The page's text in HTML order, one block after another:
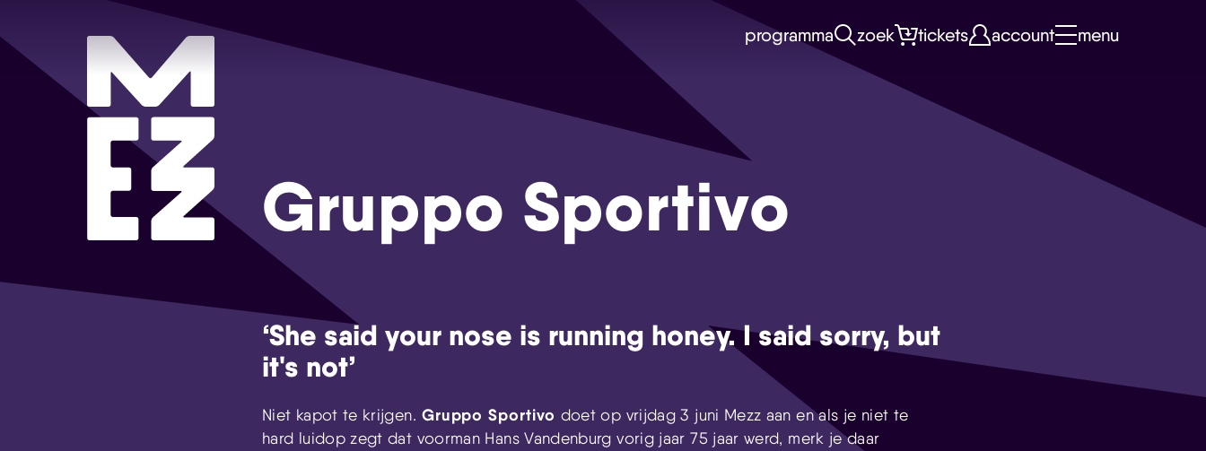
Skip navigatie
programma zoek tickets account menu
Gruppo Sportivo
‘She said your nose is running honey. I said sorry, but
it's not’
Niet kapot te krijgen. Gruppo Sportivo doet op vrijdag 3 juni Mezz aan en als je niet te
hard luidop zegt dat voorman Hans Vandenburg vorig jaar 75 jaar werd, merk je daar